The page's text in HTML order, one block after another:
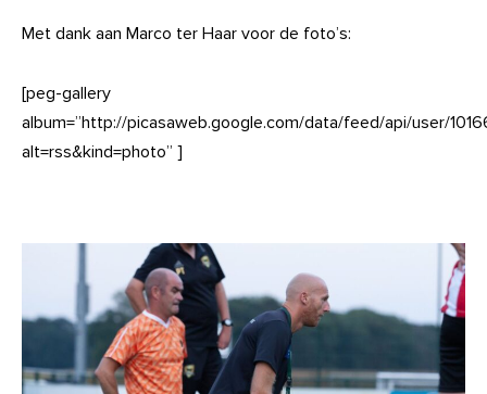
Met dank aan Marco ter Haar voor de foto’s:
[peg-gallery
album=”http://picasaweb.google.com/data/feed/api/user/
alt=rss&kind=photo” ]